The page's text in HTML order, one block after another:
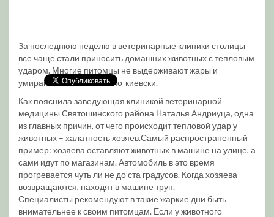
За последнюю неделю в ветеринарные клиники столицы
все чаще стали приносить домашних животных с тепловым
ударом. Многие питомцы не выдерживают жары и
умирают, пишет Газета по-киевски.
Как пояснила заведующая клиникой ветеринарной
медицины Святошинского района Наталья Андриуца, одна
из главных причин, от чего происходит тепловой удар у
животных – халатность хозяев.Самый распространенный
пример: хозяева оставляют животных в машине на улице, а
сами идут по магазинам. Автомобиль в это время
прогревается чуть ли не до ста градусов. Когда хозяева
возвращаются, находят в машине труп.
Специалисты рекомендуют в такие жаркие дни быть
внимательнее к своим питомцам. Если у животного